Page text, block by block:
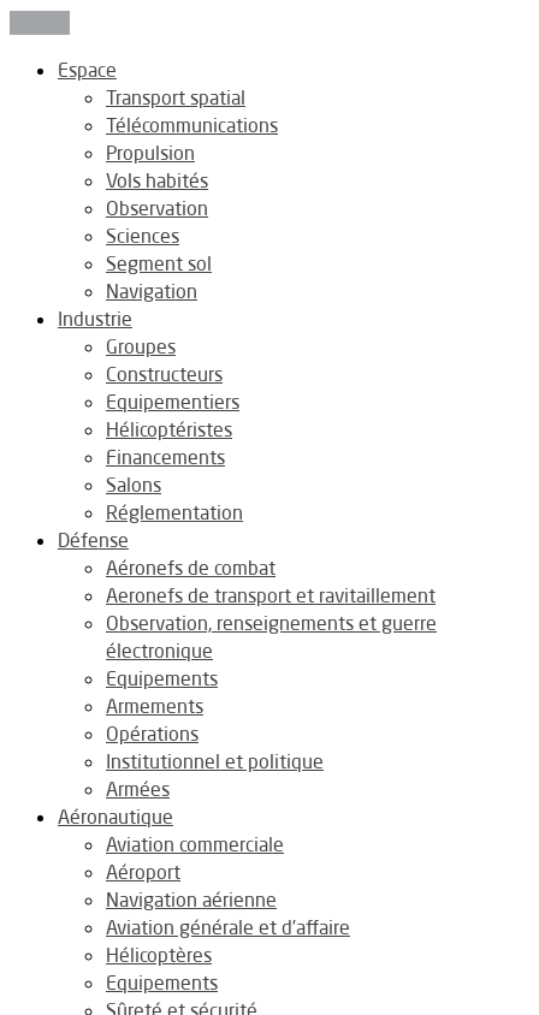
Espace
Transport spatial
Télécommunications
Propulsion
Vols habités
Observation
Sciences
Segment sol
Navigation
Industrie
Groupes
Constructeurs
Equipementiers
Hélicoptéristes
Financements
Salons
Réglementation
Défense
Aéronefs de combat
Aeronefs de transport et ravitaillement
Observation, renseignements et guerre
électronique
Equipements
Armements
Opérations
Institutionnel et politique
Armées
Aéronautique
Aviation commerciale
Aéroport
Navigation aérienne
Aviation générale et d’affaire
Hélicoptères
Equipements
Sûreté et sécurité